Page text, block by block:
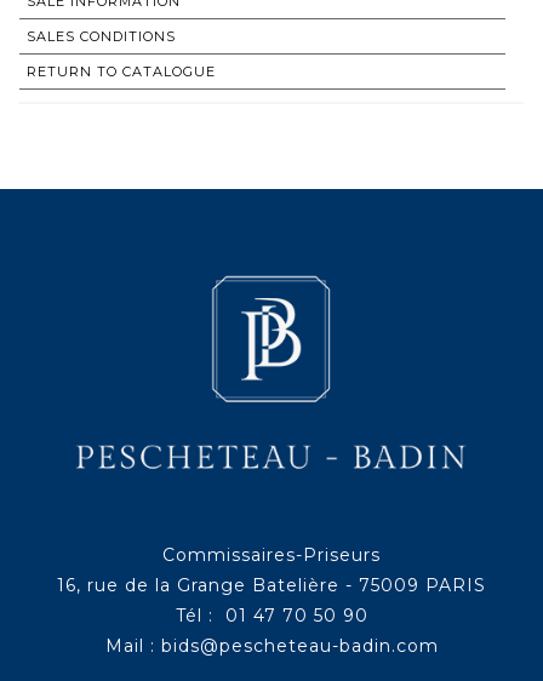
SALES CONDITIONS
RETURN TO CATALOGUE
Commissaires-Priseurs
16, rue de la Grange Batelière - 75009 PARIS
Tél : 01 47 70 50 90
Mail : bids@pescheteau-badin.com